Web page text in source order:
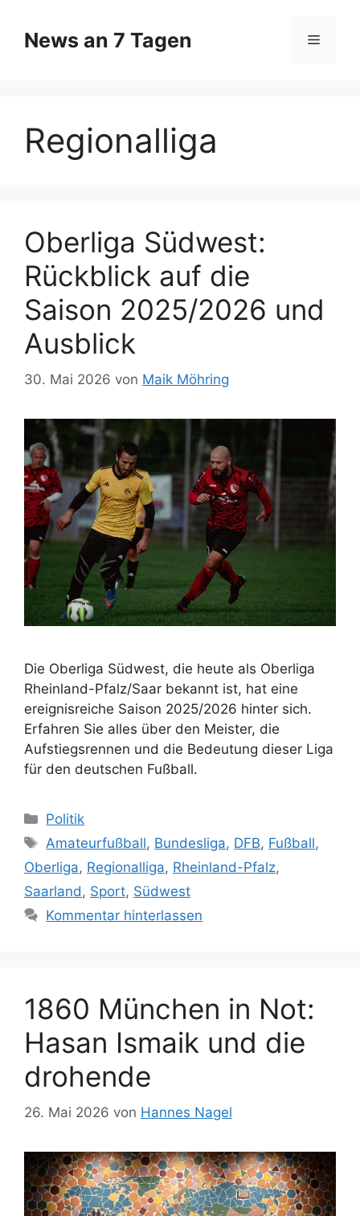
Inhalt
springen
News an 7 Tagen Menü
Regionalliga
Oberliga Südwest:
Rückblick auf die
Saison 2025/2026 und
Ausblick
30. Mai 2026 von Maik Möhring
Die Oberliga Südwest, die heute als Oberliga
Rheinland-Pfalz/Saar bekannt ist, hat eine
ereignisreiche Saison 2025/2026 hinter sich.
Erfahren Sie alles über den Meister, die
Aufstiegsrennen und die Bedeutung dieser Liga
für den deutschen Fußball.
Kategorien
Politik
Schlagwörter
Amateurfußball, Bundesliga, DFB, Fußball,
Oberliga, Regionalliga, Rheinland-Pfalz,
Saarland, Sport, Südwest
Kommentar hinterlassen
1860 München in Not:
Hasan Ismaik und die
drohende
26. Mai 2026 von Hannes Nagel